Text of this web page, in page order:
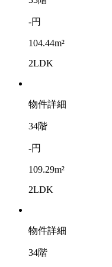
-円
104.44m²
2LDK
物件詳細
34階
-円
109.29m²
2LDK
物件詳細
34階